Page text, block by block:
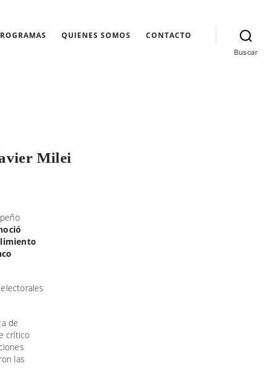
QUIENES SOMOS CONTACTO
Buscar
Milei
de
crítico
las